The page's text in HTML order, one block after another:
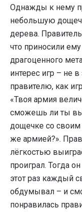
Однажды к нему
небольшую
дерева.
что приносили
драгоценного
интерес игр – не
правителю, как
«Твоя армия
сможешь ли ты
дощечке со своим
же армией?».
лёгкостью
проиграл. Тогда
этот раз каждый
обдумывал – и
понравилась